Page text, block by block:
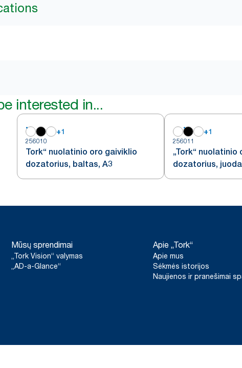
interested in...
+1
256010
Tork“ nuolatinio oro gaiviklio
dozatorius, baltas, A3
+1
256011
„Tork“ nuolatinio
dozatorius,
Mūsų sprendimai
„Tork Vision“ valymas
„AD-a-Glance“
Apie „Tork“
Apie mus
Sėkmės istorijos
Naujienos ir pranešimai